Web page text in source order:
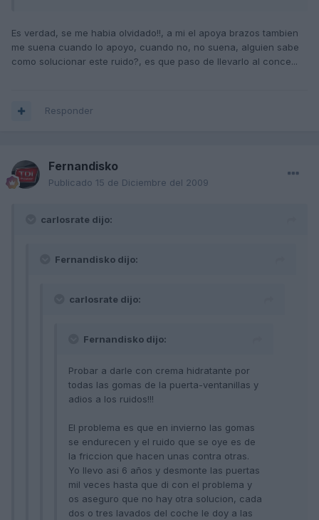
Es verdad, se me habia olvidado!!, a mi el apoya brazos tambien
me suena cuando lo apoyo, cuando no, no suena, alguien sabe
como solucionar este ruido?, es que paso de llevarlo al conce...
Responder
Fernandisko
Publicado 15 de Diciembre del 2009
carlosrate dijo:
Fernandisko dijo:
carlosrate dijo:
Fernandisko dijo:
Probar a darle con crema hidratante por
todas las gomas de la puerta-ventanillas y
adios a los ruidos!!!
El problema es que en invierno las gomas
se endurecen y el ruido que se oye es de
la friccion que hacen unas contra otras.
Yo llevo asi 6 años y desmonte las puertas
mil veces hasta que di con el problema y
os aseguro que no hay otra solucion, cada
dos o tres lavados del coche le doy a las